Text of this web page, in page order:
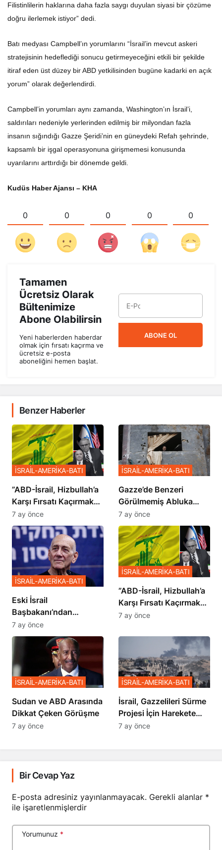
Filistinlilerin haklarına daha fazla saygı duyulan siyasi bir çözüme
doğru ilerlemek istiyor” dedi.
Batı medyası Campbell’ın yorumlarını “İsrail’in mevcut askeri
stratejisinin hedeflediği sonucu getirmeyeceğini etkili bir şekilde
itiraf eden üst düzey bir ABD yetkilisinden bugüne kadarki en açık
yorum” olarak değerlendirdi.
Campbell’in yorumları aynı zamanda, Washington’ın İsrail’i,
saldırıları nedeniyle yerlerinden edilmiş bir milyondan fazla
insanın sığındığı Gazze Şeridi’nin en güneydeki Refah şehrinde,
kapsamlı bir işgal operasyonuna girişmemesi konusunda
uyarılarını arttırdığı bir dönemde geldi.
Kudüs Haber Ajansı – KHA
0 0 0 0 0
Tamamen
Ücretsiz Olarak
Bültenimize
Abone Olabilirsin
Yeni haberlerden haberdar
olmak için fırsatı kaçırma ve
ücretsiz e-posta
aboneliğini hemen başlat.
ABONE OL
Benzer Haberler
​​​​​​​”ABD-İsrail, Hizbullah’a
Karşı Fırsatı Kaçırmak
İstemiyor”
İSRAİL-AMERİKA-BATI
7 ay önce
​​​​​​​Gazze’de Benzeri
Görülmemiş Abluka
Planı
İSRAİL-AMERİKA-BATI
7 ay önce
Eski İsrail
Başbakanı’ndan
Netanyahu’ya Ağır
Sözler
İSRAİL-AMERİKA-BATI
7 ay önce
​​​​​​​”ABD-İsrail, Hizbullah’a
Karşı Fırsatı Kaçırmak
İstemiyor”
İSRAİL-AMERİKA-BATI
7 ay önce
Sudan ve ABD Arasında
Dikkat Çeken Görüşme
İSRAİL-AMERİKA-BATI
7 ay önce
İsrail, Gazzelileri Sürme
Projesi İçin Harekete
Geçti
İSRAİL-AMERİKA-BATI
7 ay önce
Bir Cevap Yaz
E-posta adresiniz yayınlanmayacak. Gerekli alanlar *
ile işaretlenmişlerdir
Yorumunuz *